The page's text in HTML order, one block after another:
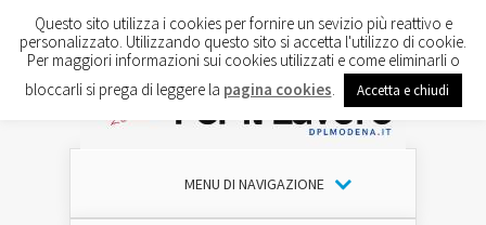
MENU DI NAVIGAZIONE
Questo sito utilizza i cookies per fornire un sevizio più reattivo e
personalizzato. Utilizzando questo sito si accetta l'utilizzo di cookie.
Per maggiori informazioni sui cookies utilizzati e come eliminarli o
bloccarli si prega di leggere la pagina cookies Accetta e chiudi